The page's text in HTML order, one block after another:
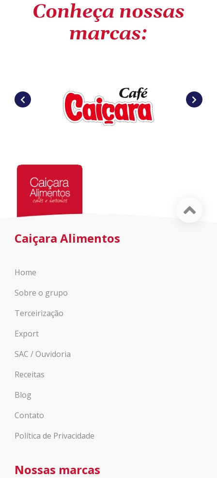
Conheça nossas
marcas:
Caiçara Alimentos
Home
Sobre o grupo
Terceirização
Export
SAC / Ouvidoria
Receitas
Blog
Contato
Política de Privacidade
Nossas marcas